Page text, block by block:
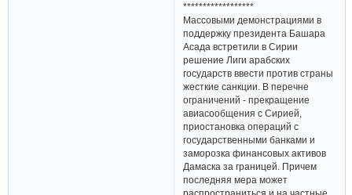
******************
Массовыми демонстрациями в
поддержку президента Башара
Асада встретили в Сирии
решение Лиги арабских
государств ввести против страны
жесткие санкции. В перечне
ограничений - прекращение
авиасообщения с Сирией,
приостановка операций с
государственными банками и
заморозка финансовых активов
Дамаска за границей. Причем
последняя мера может